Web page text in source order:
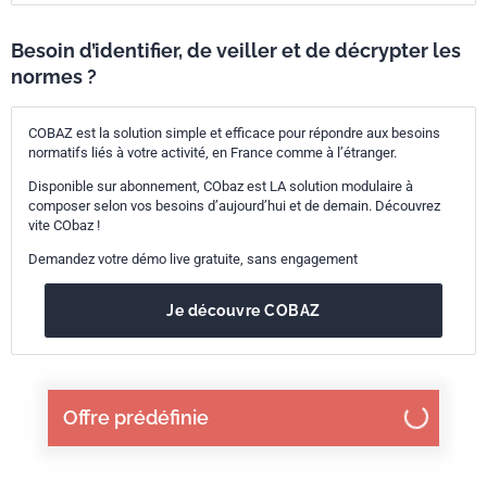
Offre prédéfinie
Besoin d’identifier, de veiller et de décrypter les
normes ?
COBAZ est la solution simple et efficace pour répondre aux besoins
normatifs liés à votre activité, en France comme à l’étranger.
Disponible sur abonnement, CObaz est LA solution modulaire à
composer selon vos besoins d’aujourd’hui et de demain. Découvrez
vite CObaz !
Demandez votre démo live gratuite, sans engagement
Je découvre COBAZ